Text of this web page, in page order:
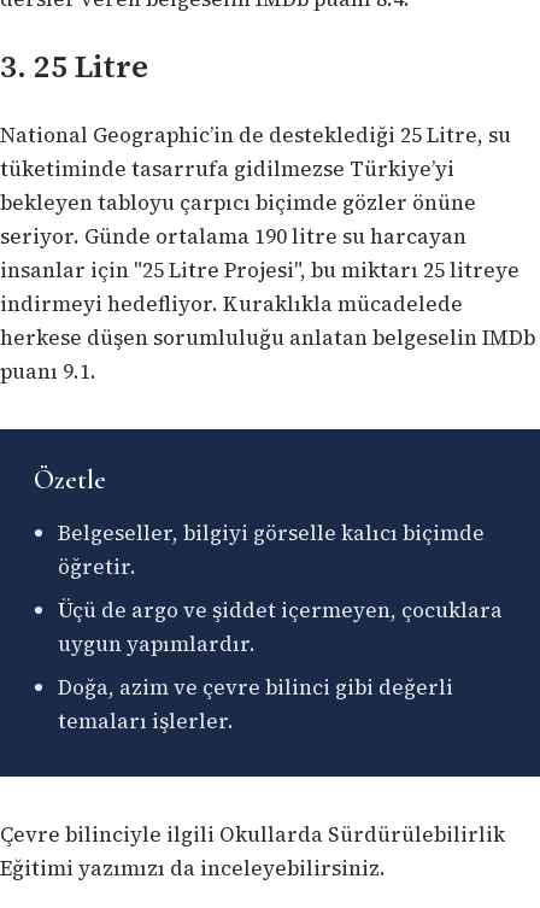
3. 25 Litre
National Geographic’in de desteklediği 25 Litre, su
tüketiminde tasarrufa gidilmezse Türkiye’yi
bekleyen tabloyu çarpıcı biçimde gözler önüne
seriyor. Günde ortalama 190 litre su harcayan
insanlar için "25 Litre Projesi", bu miktarı 25 litreye
indirmeyi hedefliyor. Kuraklıkla mücadelede
herkese düşen sorumluluğu anlatan belgeselin IMDb
puanı 9.1.
Özetle
Belgeseller, bilgiyi görselle kalıcı biçimde
öğretir.
Üçü de argo ve şiddet içermeyen, çocuklara
uygun yapımlardır.
Doğa, azim ve çevre bilinci gibi değerli
temaları işlerler.
Çevre bilinciyle ilgili Okullarda Sürdürülebilirlik
Eğitimi yazımızı da inceleyebilirsiniz.